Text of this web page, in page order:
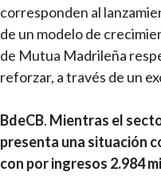
corresponden al
de un modelo de
de Mutua Madrileña
reforzar, a través de un
BdeCB. Mientras el
presenta una situación
con por ingresos 2.984